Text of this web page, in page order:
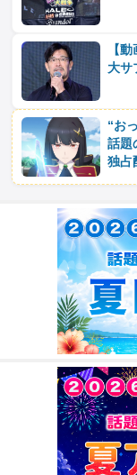
【
大サ
“お
話題
独占